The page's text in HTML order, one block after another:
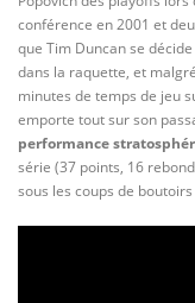
conférence en 2001 et
que Tim Duncan se
dans la raquette, et
minutes de temps de jeu
emporte tout sur son
performance
série (37 points, 16
sous les coups de